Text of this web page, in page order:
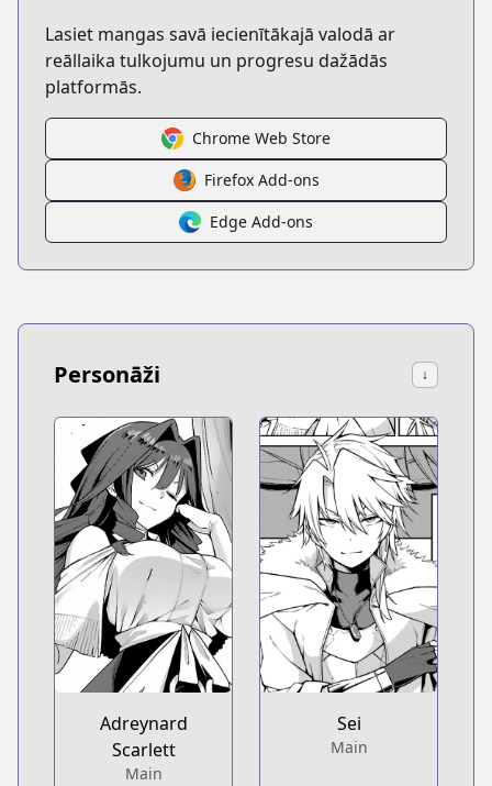
Lasiet mangas savā iecienītākajā valodā ar
reāllaika tulkojumu un progresu dažādās
platformās.
Chrome Web Store
Firefox Add-ons
Edge Add-ons
Personāži ↓
Adreynard
Scarlett
Main
Sei
Main